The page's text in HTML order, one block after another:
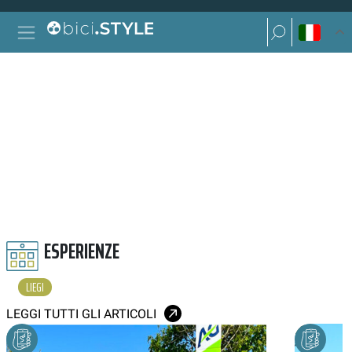
Vai al contenuto
Navigazione principale
Ricerca per:
Ricerca per:
ESPERIENZE
LIEGI
LEGGI TUTTI GLI ARTICOLI